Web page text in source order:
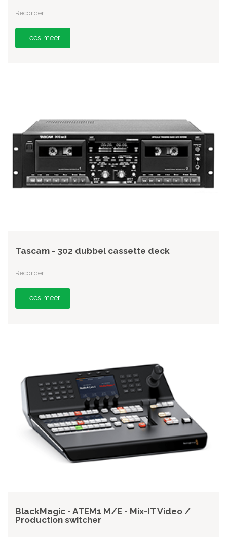
Recorder
Lees meer
Tascam - 302 dubbel cassette deck
Recorder
Lees meer
BlackMagic - ATEM1 M/E - Mix-IT Video /
Production switcher